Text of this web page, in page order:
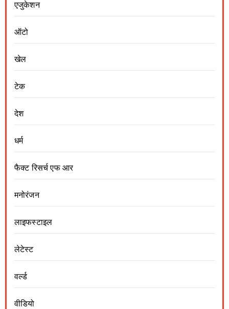
एजुकेशन
ऑटो
खेल
टेक
देश
धर्म
फैक्ट रिसर्च एफ आर
मनोरंजन
लाइफस्टाइल
लेटेस्ट
वर्ल्ड
वीडियो